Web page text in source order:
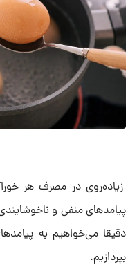
زیاده‌روی در مصرف هر
پیامدهای منفی و
دقیقا می‌خواهیم به
بپردازیم.